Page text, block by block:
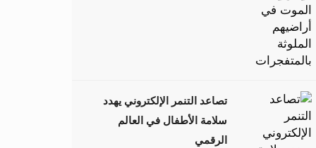
تصاعد التنمر الإلكتروني يهدد
سلامة الأطفال في العالم
الرقمي